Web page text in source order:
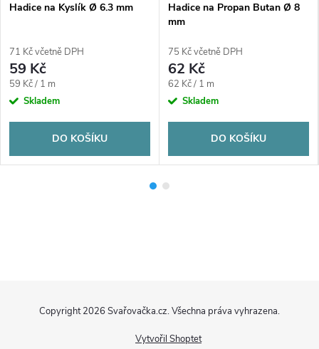
Hadice na Kyslík Ø 6.3 mm
71 Kč včetně DPH
59 Kč
Měrná
cena:
59 Kč / 1 m
Skladem
DO KOŠÍKU
Hadice na Propan Butan Ø 8
mm
75 Kč včetně DPH
62 Kč
Měrná
cena:
62 Kč / 1 m
Skladem
DO KOŠÍKU
Vytvořil Shoptet
Copyright 2026 Svařovačka.cz. Všechna práva vyhrazena.